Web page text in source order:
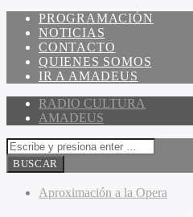
PROGRAMACIÓN
NOTICIAS
CONTACTO
QUIENES SOMOS
IR A AMADEUS
RADIO CULTURA
AMADEUS
Aproximación a la Opera